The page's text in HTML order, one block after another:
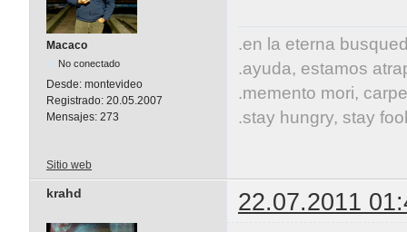
Macaco
No conectado
Desde: montevideo
Registrado: 20.05.2007
Mensajes: 273
.en la eterna
.ayuda, estamos
.memento mori,
.stay hungry, stay
Sitio web
krahd 22.07.2011